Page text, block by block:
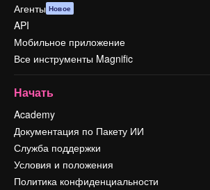
Агенты Новое
API
Мобильное приложение
Все инструменты Magnific
Начать
Academy
Документация по Пакету ИИ
Служба поддержки
Условия и положения
Политика конфиденциальности